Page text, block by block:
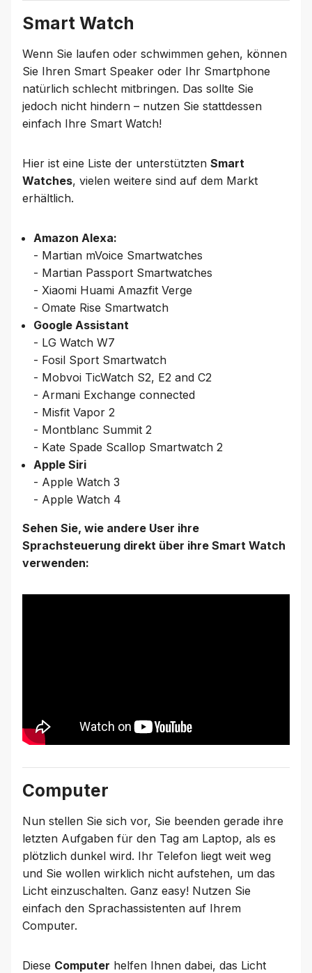
Smart Watch
Wenn Sie laufen oder schwimmen gehen, können
Sie Ihren Smart Speaker oder Ihr Smartphone
natürlich schlecht mitbringen. Das sollte Sie
jedoch nicht hindern – nutzen Sie stattdessen
einfach Ihre Smart Watch!
Hier ist eine Liste der unterstützten Smart
Watches, vielen weitere sind auf dem Markt
erhältlich.
Amazon Alexa:
- Martian mVoice Smartwatches
- Martian Passport Smartwatches
- Xiaomi Huami Amazfit Verge
- Omate Rise Smartwatch
Google Assistant
- LG Watch W7
- Fosil Sport Smartwatch
- Mobvoi TicWatch S2, E2 and C2
- Armani Exchange connected
- Misfit Vapor 2
- Montblanc Summit 2
- Kate Spade Scallop Smartwatch 2
Apple Siri
- Apple Watch 3
- Apple Watch 4
Sehen Sie, wie andere User ihre
Sprachsteuerung direkt über ihre Smart Watch
verwenden:
Computer
Nun stellen Sie sich vor, Sie beenden gerade ihre
letzten Aufgaben für den Tag am Laptop, als es
plötzlich dunkel wird. Ihr Telefon liegt weit weg
und Sie wollen wirklich nicht aufstehen, um das
Licht einzuschalten. Ganz easy! Nutzen Sie
einfach den Sprachassistenten auf Ihrem
Computer.
Diese Computer helfen Ihnen dabei, das Licht